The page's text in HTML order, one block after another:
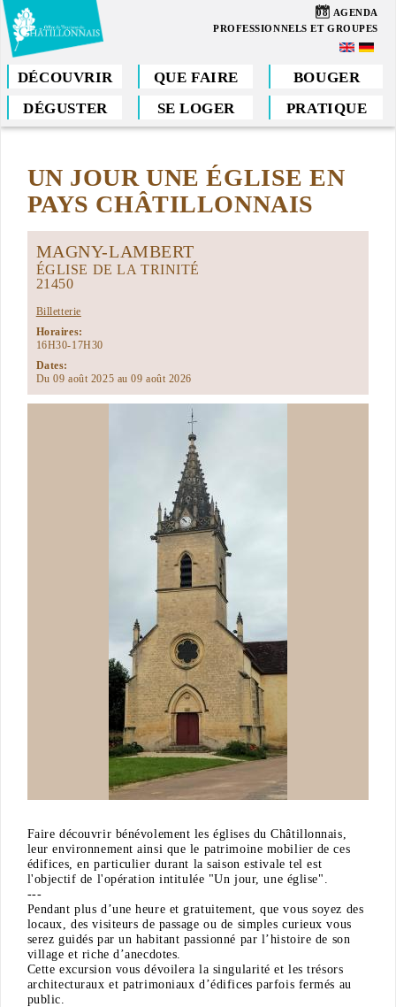
Aller
au
contenu
principal
08 AGENDA
PROFESSIONNELS ET GROUPES
DÉCOUVRIR QUE FAIRE
BOUGER
DÉGUSTER
SE LOGER PRATIQUE
Vous
UN JOUR UNE ÉGLISE EN
PAYS CHÂTILLONNAIS
MAGNY-LAMBERT
ÉGLISE DE LA TRINITÉ
21450
Billetterie
Horaires:
16H30-17H30
Dates:
Du 09 août 2025 au 09 août 2026
Faire découvrir bénévolement les églises du Châtillonnais,
leur environnement ainsi que le patrimoine mobilier de ces
édifices, en particulier durant la saison estivale tel est
l'objectif de l'opération intitulée "Un jour, une église".
---
Pendant plus d’une heure et gratuitement, que vous soyez des
locaux, des visiteurs de passage ou de simples curieux vous
serez guidés par un habitant passionné par l’histoire de son
village et riche d’anecdotes.
Cette excursion vous dévoilera la singularité et les trésors
architecturaux et patrimoniaux d’édifices parfois fermés au
public.